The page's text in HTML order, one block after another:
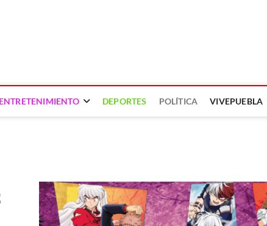
ENTRETENIMIENTO DEPORTES POLÍTICA VIVEPUEBLA